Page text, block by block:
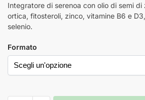
Integratore di serenoa con olio di semi
ortica, fitosteroli, zinco, vitamine B6 e
selenio.
Formato